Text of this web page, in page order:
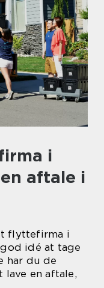
i
aftale i
flyttefirma i
idé at tage
har du de
en aftale,